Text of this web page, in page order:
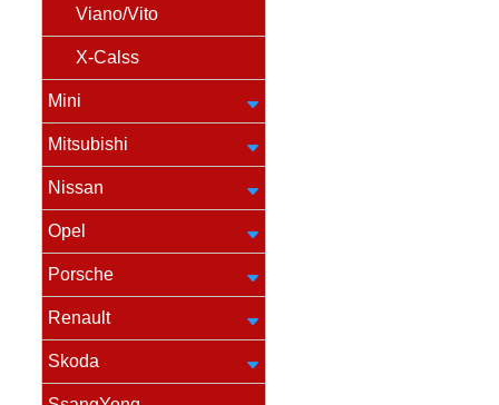
Viano/Vito
X-Calss
Mini
Mitsubishi
Nissan
Opel
Porsche
Renault
Skoda